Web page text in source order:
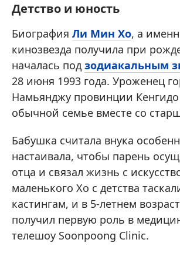
Детство и юность
Биография Ли Мин Хо, а
кинозвезда получила при
началась под зодиакальным
28 июня 1993 года. Уроженец
Намьянджу провинции
обычной семье вместе со
Бабушка считала внука
настаивала, чтобы парень
отца и связал жизнь с
маленького Хо с детства
кастингам, и в 5-летнем
получил первую роль в
телешоу Soonpoong Clinic.